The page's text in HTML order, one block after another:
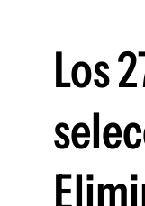
Los